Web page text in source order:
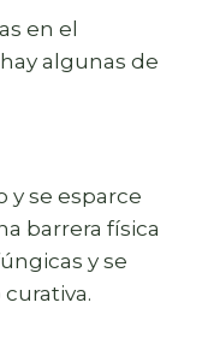
en el
algunas de
y se esparce
barrera física
y se